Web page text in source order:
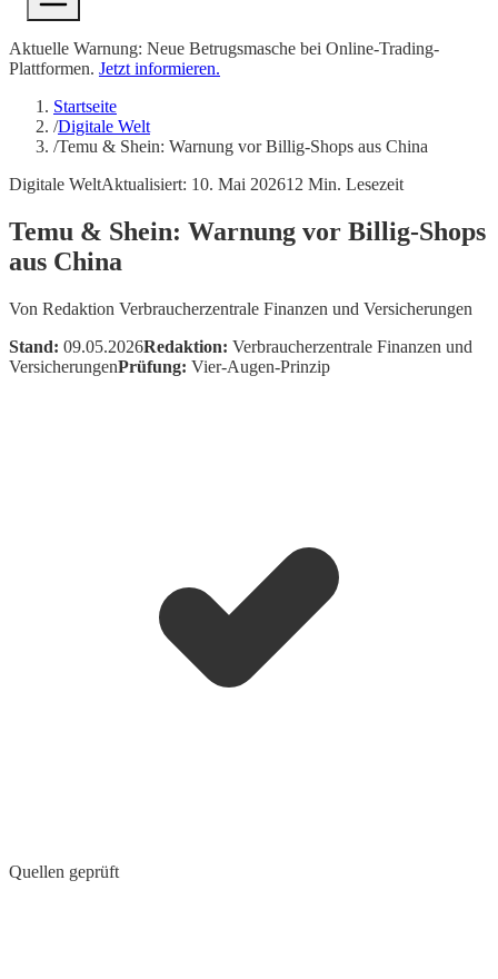
Aktuelle Warnung: Neue Betrugsmasche bei Online-Trading-
Plattformen. Jetzt informieren.
Startseite
/Digitale Welt
/Temu & Shein: Warnung vor Billig-Shops aus China
Digitale WeltAktualisiert: 10. Mai 202612 Min. Lesezeit
Temu & Shein: Warnung vor Billig-Shops
aus China
Von Redaktion Verbraucherzentrale Finanzen und Versicherungen
Stand: 09.05.2026Redaktion: Verbraucherzentrale Finanzen und
VersicherungenPrüfung: Vier-Augen-Prinzip
Quellen geprüft